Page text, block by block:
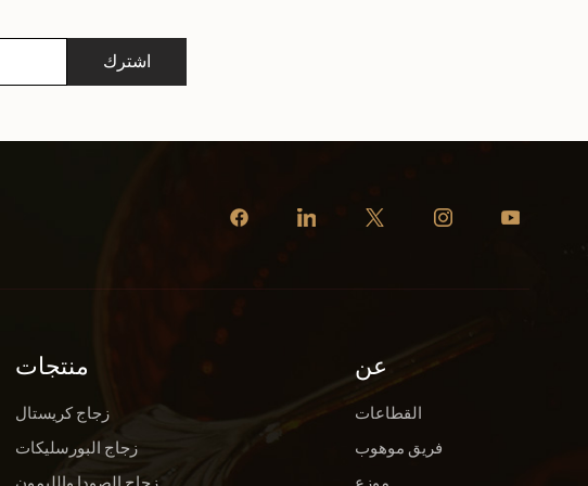
اشترك
منتجات
زجاج كريستال
زجاج البورسليكات
عن
القطاعات
فريق موهوب